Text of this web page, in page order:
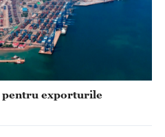
exporturile